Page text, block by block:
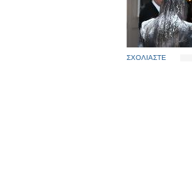
ΣΧΟΛΙΑΣΤΕ